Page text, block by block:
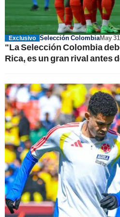
Exclusivo Selección ColombiaMay 31
"La Selección Colombia
Rica, es un gran rival antes